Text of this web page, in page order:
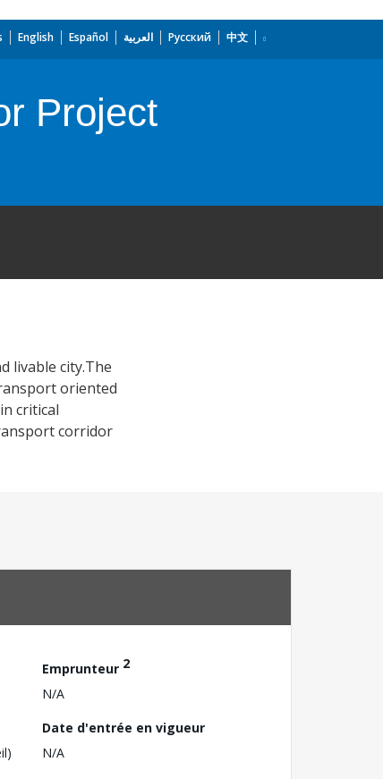
English Español العربية Русский 中文
Project
livable city.The
oriented
critical
corridor
Emprunteur 2
N/A
Date d'entrée en vigueur
N/A